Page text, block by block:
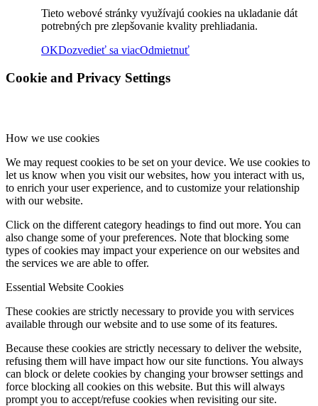
Rok 2024
Rok 2021
Rok 2020
Rok 2018
Tieto webové stránky využívajú cookies na ukladanie dát
potrebných pre zlepšovanie kvality prehliadania.
OKDozvedieť sa viacOdmietnuť
Cookie and Privacy Settings
How we use cookies
We may request cookies to be set on your device. We use cookies to
let us know when you visit our websites, how you interact with us,
to enrich your user experience, and to customize your relationship
with our website.
Click on the different category headings to find out more. You can
also change some of your preferences. Note that blocking some
types of cookies may impact your experience on our websites and
the services we are able to offer.
Essential Website Cookies
These cookies are strictly necessary to provide you with services
available through our website and to use some of its features.
Because these cookies are strictly necessary to deliver the website,
refusing them will have impact how our site functions. You always
can block or delete cookies by changing your browser settings and
force blocking all cookies on this website. But this will always
prompt you to accept/refuse cookies when revisiting our site.